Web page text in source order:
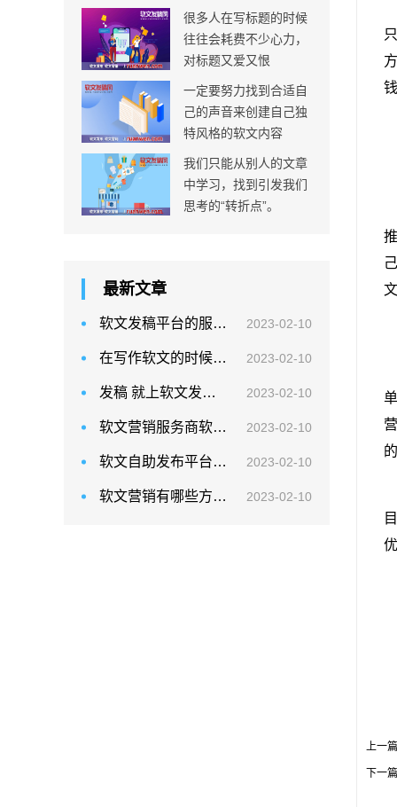
很多人在写标题的时候
往往会耗费不少心力，
对标题又爱又恨
一定要努力找到合适自
己的声音来创建自己独
特风格的软文内容
我们只能从别人的文章
中学习，找到引发我们
思考的“转折点”。
最新文章
软文发稿平台的服务优势你值得拥有！ 2023-02-10
在写作软文的时候，运用知识也是有诀窍的 2023-02-10
发稿 就上软文发稿网 2023-02-10
软文营销服务商软文发稿网：企业推广类软文营销如何做？ 2023-02-10
软文自助发布平台如何确保发布成功率高？ 2023-02-10
软文营销有哪些方法？ 2023-02-10
上一
下一